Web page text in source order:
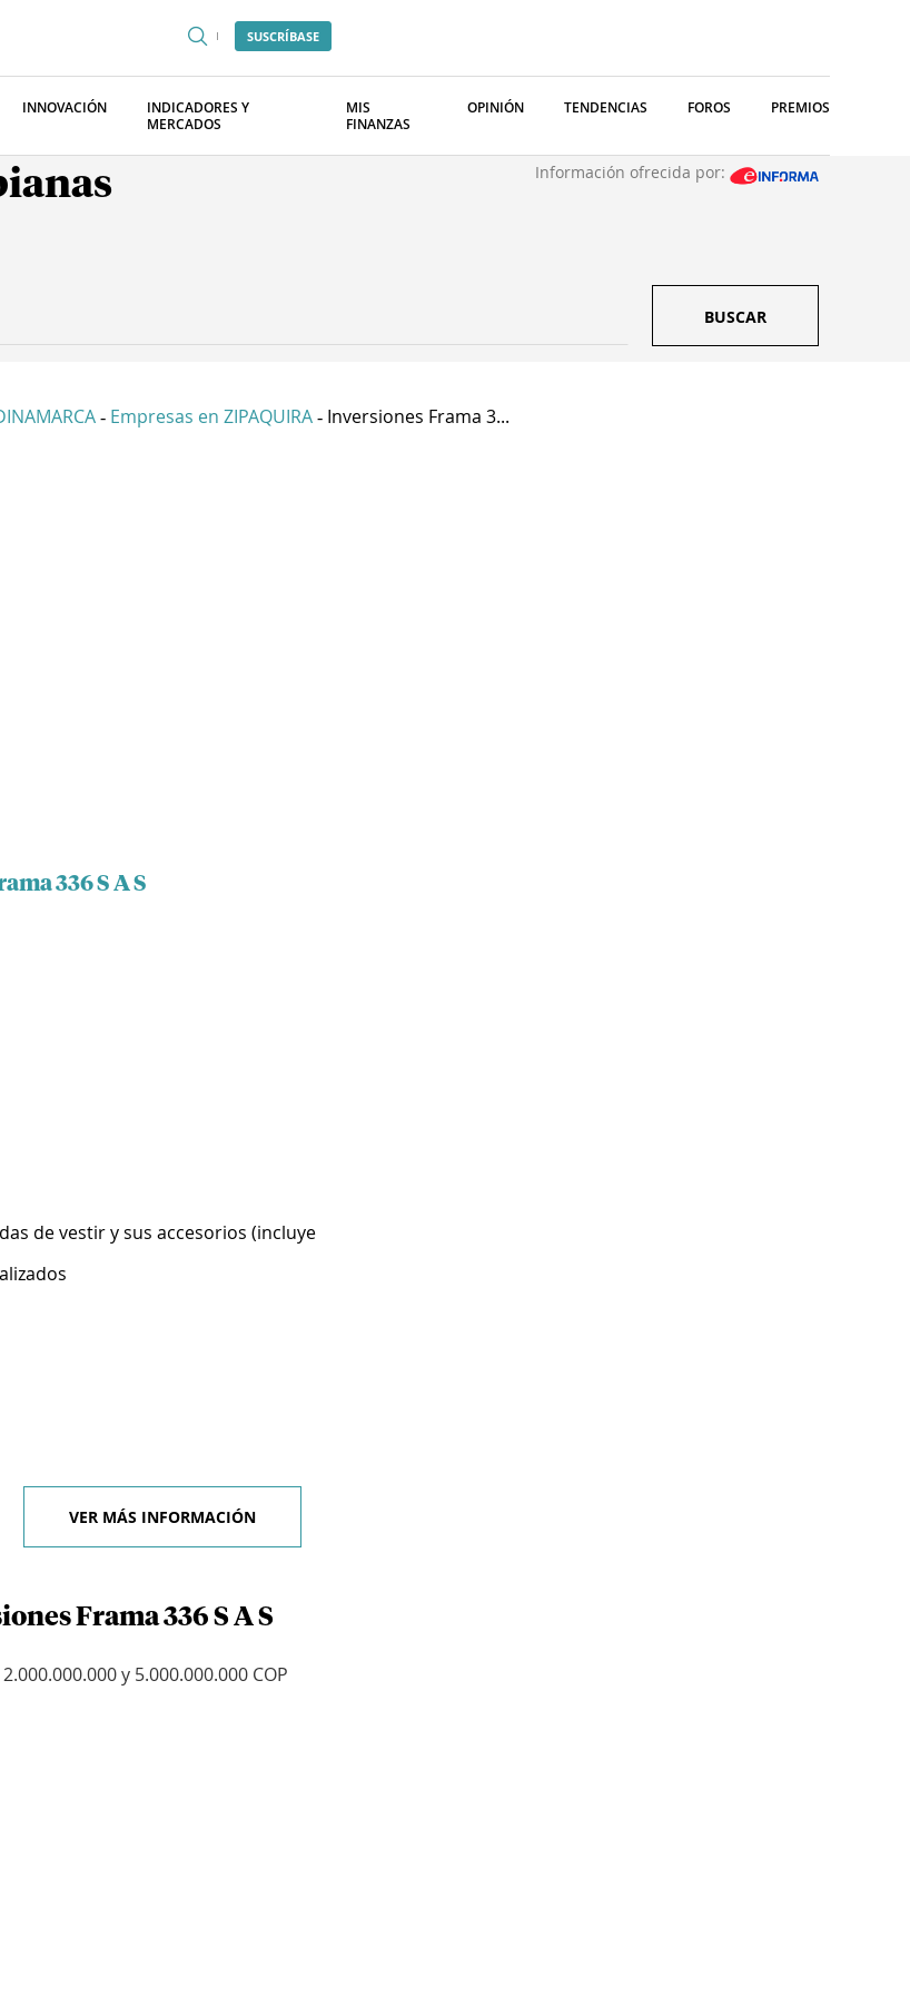
SUSCRÍBASE
INNOVACIÓN
INDICADORES Y
MERCADOS
MIS
FINANZAS
OPINIÓN TENDENCIAS FOROS PREMIOS
Información ofrecida por:
BUSCAR
- Empresas en ZIPAQUIRA - Inversiones Frama 3...
336 S A S
de vestir y sus accesorios (incluye
VER MÁS INFORMACIÓN
Frama 336 S A S
y 5.000.000.000 COP